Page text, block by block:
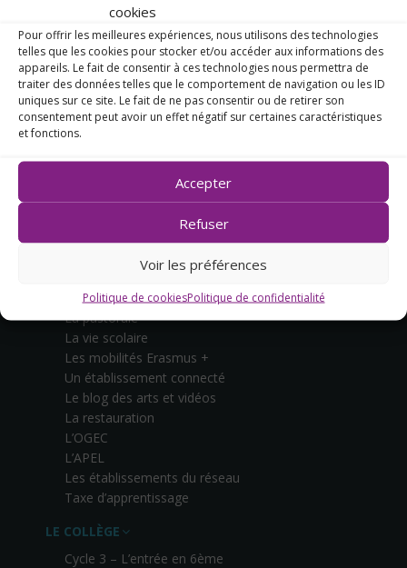
cookies
Pour offrir les meilleures expériences, nous utilisons des technologies
telles que les cookies pour stocker et/ou accéder aux informations des
appareils. Le fait de consentir à ces technologies nous permettra de
traiter des données telles que le comportement de navigation ou les ID
uniques sur ce site. Le fait de ne pas consentir ou de retirer son
consentement peut avoir un effet négatif sur certaines caractéristiques
et fonctions.
Accepter
Refuser
Voir les préférences
Politique de cookiesPolitique de confidentialité
14, rue des Capucins
44270 Machecoul
02 40 78 50 18
Le projet éducatif
L’équipe
La pastorale
La vie scolaire
Les mobilités Erasmus +
Un établissement connecté
Le blog des arts et vidéos
La restauration
L’OGEC
L’APEL
Les établissements du réseau
Taxe d’apprentissage
LE COLLÈGE
Cycle 3 – L’entrée en 6ème